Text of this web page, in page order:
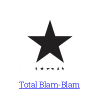
contenu
Total Blam-Blam